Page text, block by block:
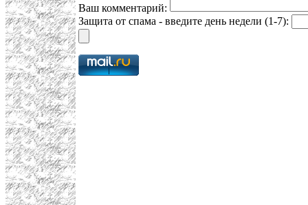
Ваш комментарий:
Защита от спама - введите день недели (1-7):